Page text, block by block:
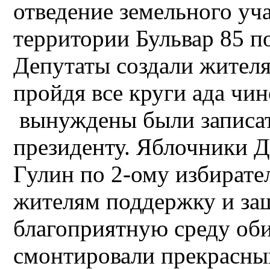
отведение земельного
территории Бульвар 85
Депутаты создали
пройдя все круги ада
вынуждены были
президенту. Яблочники
Гулин по 2-ому
жителям поддержку и
благоприятную среду
смонтировали